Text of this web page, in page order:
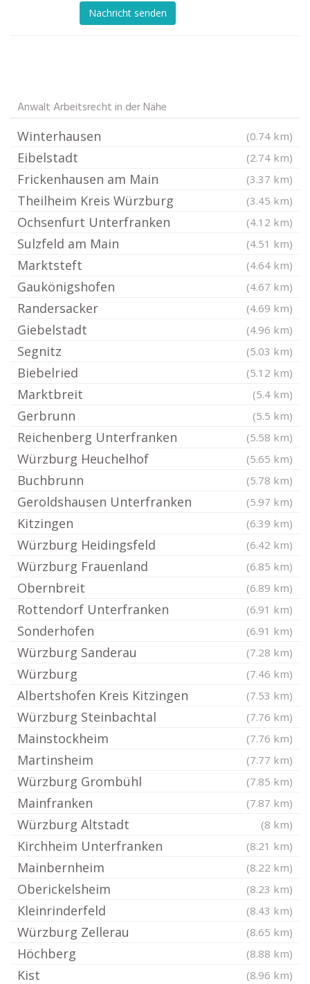
Nachricht senden
Anwalt Arbeitsrecht in der Nähe
Winterhausen (0.74 km)
Eibelstadt (2.74 km)
Frickenhausen am Main (3.37 km)
Theilheim Kreis Würzburg (3.45 km)
Ochsenfurt Unterfranken (4.12 km)
Sulzfeld am Main (4.51 km)
Marktsteft (4.64 km)
Gaukönigshofen (4.67 km)
Randersacker (4.69 km)
Giebelstadt (4.96 km)
Segnitz (5.03 km)
Biebelried (5.12 km)
Marktbreit (5.4 km)
Gerbrunn (5.5 km)
Reichenberg Unterfranken (5.58 km)
Würzburg Heuchelhof (5.65 km)
Buchbrunn (5.78 km)
Geroldshausen Unterfranken (5.97 km)
Kitzingen (6.39 km)
Würzburg Heidingsfeld (6.42 km)
Würzburg Frauenland (6.85 km)
Obernbreit (6.89 km)
Rottendorf Unterfranken (6.91 km)
Sonderhofen (6.91 km)
Würzburg Sanderau (7.28 km)
Würzburg (7.46 km)
Albertshofen Kreis Kitzingen (7.53 km)
Würzburg Steinbachtal (7.76 km)
Mainstockheim (7.76 km)
Martinsheim (7.77 km)
Würzburg Grombühl (7.85 km)
Mainfranken (7.87 km)
Würzburg Altstadt (8 km)
Kirchheim Unterfranken (8.21 km)
Mainbernheim (8.22 km)
Oberickelsheim (8.23 km)
Kleinrinderfeld (8.43 km)
Würzburg Zellerau (8.65 km)
Höchberg (8.88 km)
Kist (8.96 km)